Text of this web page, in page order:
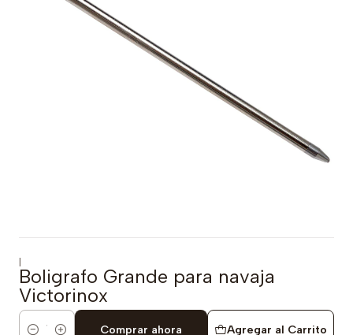
|
Boligrafo Grande para navaja
Victorinox
Agregar al Carrito
Comprar ahora